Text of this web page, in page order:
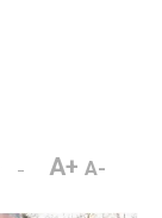
A+ A-